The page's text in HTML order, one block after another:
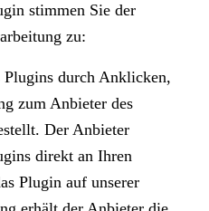
stimmen Sie der
zu:
durch Anklicken,
zum Anbieter des
Der Anbieter
direkt an Ihren
Plugin auf unserer